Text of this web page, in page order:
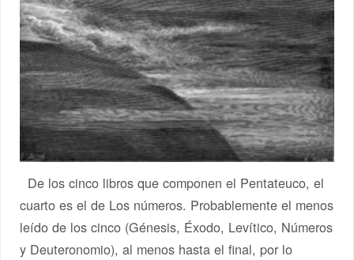
De los cinco libros que componen el Pentateuco, el
cuarto es el de Los números. Probablemente el menos
leído de los cinco (Génesis, Éxodo, Levítico, Números
y Deuteronomio), al menos hasta el final, por lo